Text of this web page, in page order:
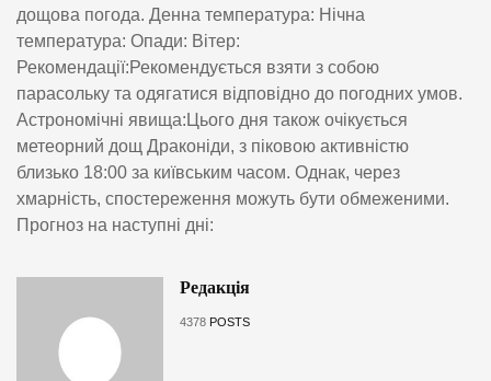
дощова погода. Денна температура: Нічна
температура: Опади: Вітер:
Рекомендації:Рекомендується взяти з собою
парасольку та одягатися відповідно до погодних умов.
Астрономічні явища:Цього дня також очікується
метеорний дощ Драконіди, з піковою активністю
близько 18:00 за київським часом. Однак, через
хмарність, спостереження можуть бути обмеженими.
Прогноз на наступні дні:
Редакція
4378 POSTS